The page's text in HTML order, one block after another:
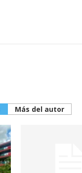
Más del autor